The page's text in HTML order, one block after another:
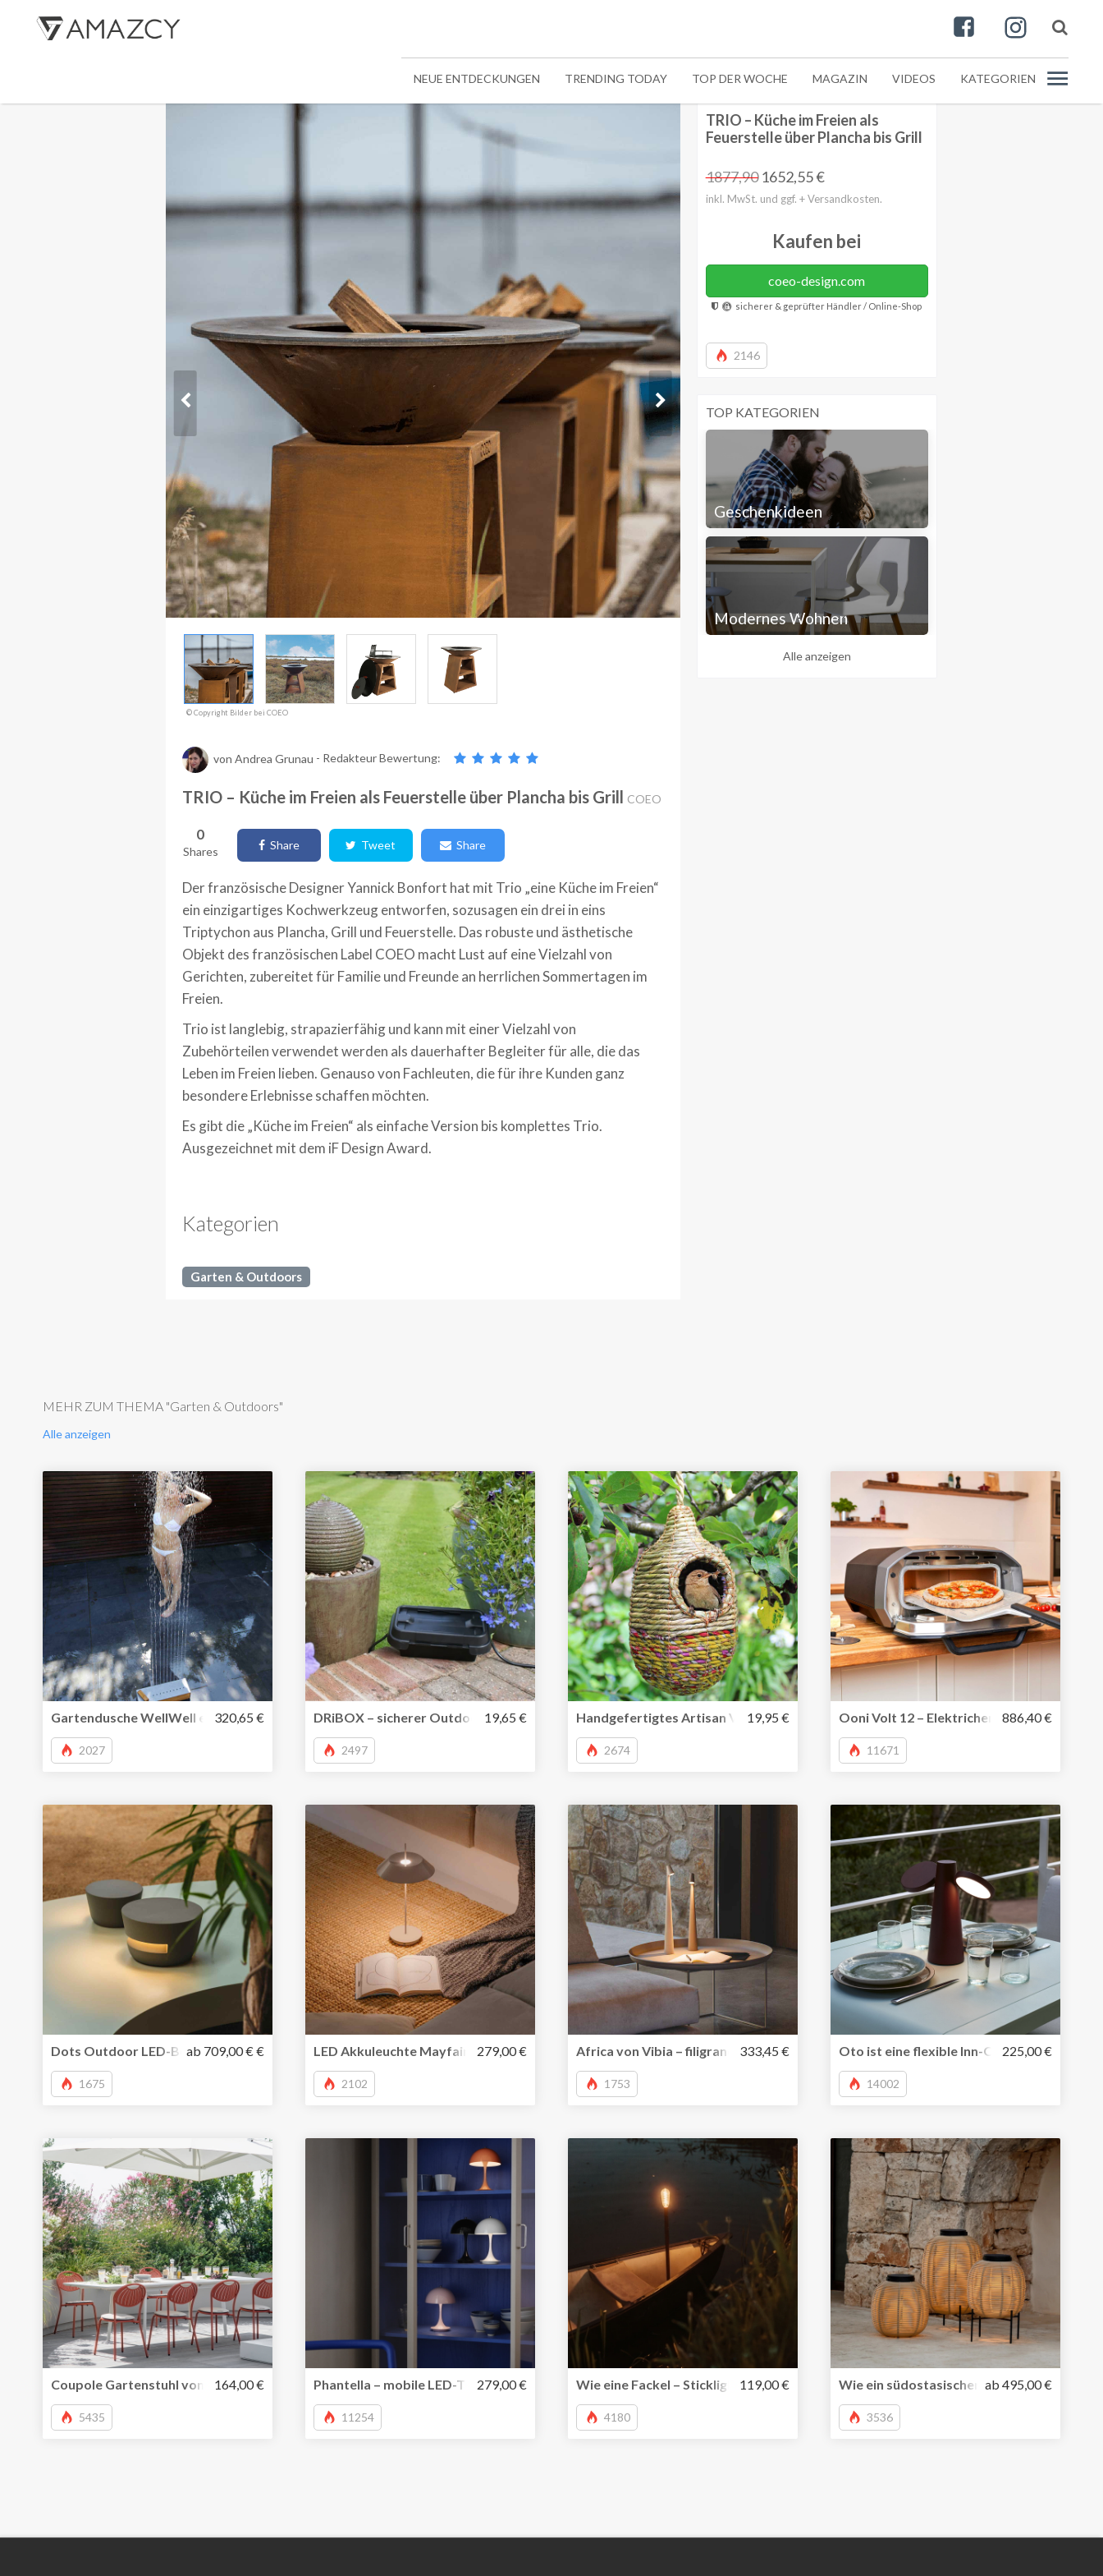
NEUE ENTDECKUNGEN TRENDING TODAY TOP DER WOCHE MAGAZIN VIDEOS KATEGORIEN
© Copyright Bilder bei COEO
von Andrea Grunau - Redakteur Bewertung:
TRIO – Küche im Freien als Feuerstelle über Plancha bis Grill COEO
0
Shares Share Tweet Share
Der französische Designer Yannick Bonfort hat mit Trio „eine Küche im Freien“
ein einzigartiges Kochwerkzeug entworfen, sozusagen ein drei in eins
Triptychon aus Plancha, Grill und Feuerstelle. Das robuste und ästhetische
Objekt des französischen Label COEO macht Lust auf eine Vielzahl von
Gerichten, zubereitet für Familie und Freunde an herrlichen Sommertagen im
Freien.
Trio ist langlebig, strapazierfähig und kann mit einer Vielzahl von
Zubehörteilen verwendet werden als dauerhafter Begleiter für alle, die das
Leben im Freien lieben. Genauso von Fachleuten, die für ihre Kunden ganz
besondere Erlebnisse schaffen möchten.
Es gibt die „Küche im Freien“ als einfache Version bis komplettes Trio.
Ausgezeichnet mit dem iF Design Award.
Kategorien
Garten & Outdoors
TRIO – Küche im Freien als
Feuerstelle über Plancha bis Grill
1877,90 1652,55€
inkl. MwSt. und ggf. + Versandkosten.
Kaufen bei
coeo-design.com
sicherer & geprüfter Händler / Online-Shop
2146
TOP KATEGORIEN
Geschenkideen
Modernes Wohnen
Alle anzeigen
MEHR ZUM THEMA "Garten & Outdoors"
Alle anzeigen
Gartendusche WellWell erfrischt und macht Spaß
320,65 €
2027
DRiBOX – sicherer Outdoor-Platz für Deine mobile Mehrfach-Steckdose
19,65 €
2497
Handgefertigtes Artisan Vogelnest aus Seegras und recycelten Saris
19,95 €
2674
Ooni Volt 12 – Elektricher Pizzaofen für
886,40 €
11671
Dots Outdoor LED-Bodenleuchte von Vibia inszeniert Lichtstimmungen
ab 709,00 € €
1675
LED Akkuleuchte Mayfair Mini von Vibia für In-Outdoor und Hospitality
279,00 €
2102
Africa von Vibia – filigrane skulpturhafte LED Arbeitsleuchte
333,45 €
1753
Oto ist eine flexible Inn-Outdoor-
225,00 €
14002
Coupole Gartenstuhl von Emu164,00 €
5435
Phantella – mobile LED-Tischleuchte mit Akku von Verner Panton
279,00 €
11254
Wie eine Fackel – Sticklight LED Outdoorleuchte von Weltevree
119,00 €
4180
Wie ein südostasischer Lampion –
ab 495,00 €
3536